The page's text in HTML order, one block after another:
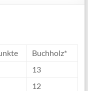
Buchholz*
13
12